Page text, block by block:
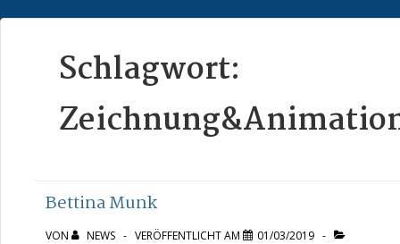
Schlagwort:
Bettina Munk
VON NEWS VERÖFFENTLICHT AM
01/03/2019